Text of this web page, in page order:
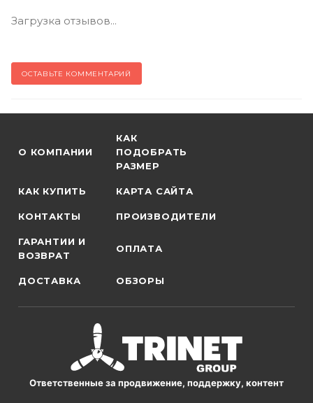
Загрузка отзывов...
ОСТАВЬТЕ КОММЕНТАРИЙ
О КОМПАНИИ
КАК
ПОДОБРАТЬ
РАЗМЕР
КАК КУПИТЬ КАРТА САЙТА
КОНТАКТЫ ПРОИЗВОДИТЕЛИ
ГАРАНТИИ И
ВОЗВРАТ
ОПЛАТА
ДОСТАВКА ОБЗОРЫ
Ответственные за продвижение, поддержку, контент